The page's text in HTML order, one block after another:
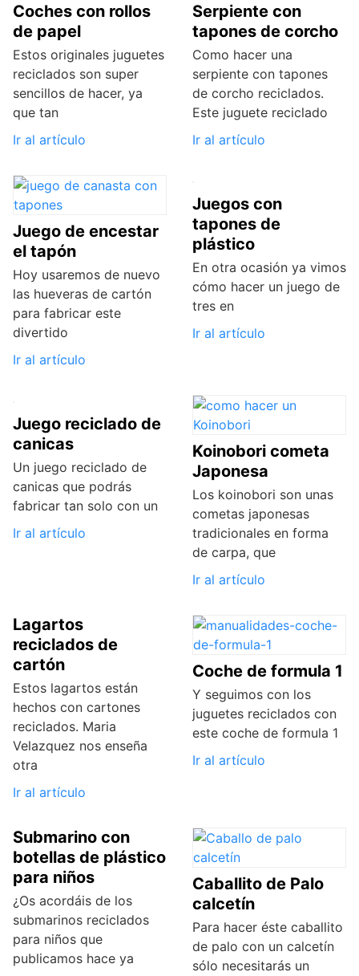
Coches con rollos
de papel
Estos originales juguetes
reciclados son super
sencillos de hacer, ya
que tan
Ir al artículo
Serpiente con
tapones de corcho
Como hacer una
serpiente con tapones
de corcho reciclados.
Este juguete reciclado
Ir al artículo
Juego de encestar
el tapón
Hoy usaremos de nuevo
las hueveras de cartón
para fabricar este
divertido
Ir al artículo
Juegos con
tapones de
plástico
En otra ocasión ya vimos
cómo hacer un juego de
tres en
Ir al artículo
Juego reciclado de
canicas
Un juego reciclado de
canicas que podrás
fabricar tan solo con un
Ir al artículo
Koinobori cometa
Japonesa
Los koinobori son unas
cometas japonesas
tradicionales en forma
de carpa, que
Ir al artículo
Lagartos
reciclados de
cartón
Estos lagartos están
hechos con cartones
reciclados. Maria
Velazquez nos enseña
otra
Ir al artículo
Coche de formula 1
Y seguimos con los
juguetes reciclados con
este coche de formula 1
Ir al artículo
Submarino con
botellas de plástico
para niños
¿Os acordáis de los
submarinos reciclados
para niños que
publicamos hace ya
Caballito de Palo
calcetín
Para hacer éste caballito
de palo con un calcetín
sólo necesitarás un